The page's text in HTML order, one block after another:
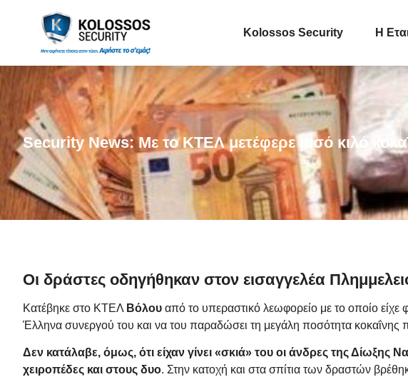
Kolossos Security Η
Security News: Με το ΚΤΕΛ μετέφερε μισό κιλό
Οι δράστες οδηγήθηκαν στον εισαγγελέα
Κατέβηκε στο ΚΤΕΛ Βόλου από το υπεραστικό λεωφορείο με το οποίο είχε
Έλληνα συνεργού του και να του παραδώσει τη μεγάλη ποσότητα κοκαΐνης
Δεν κατάλαβε, όμως, ότι είχαν γίνει «σκιά» του οι άνδρες της
χειροπέδες και στους δυο. Στην κατοχή και στα σπίτια των δραστών